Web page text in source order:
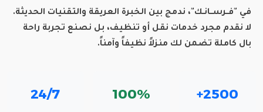
في "فــرســانـك"، ندمج بين الخبرة العريقة والتقنيات الحديثة.
لا نقدم مجرد خدمات نقل أو تنظيف، بل نصنع تجربة راحة
بال كاملة تضمن لك منزلاً نظيفاً وآمناً.
2500+
100%
24/7